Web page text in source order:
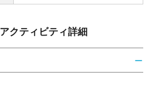
アクティビティ詳細